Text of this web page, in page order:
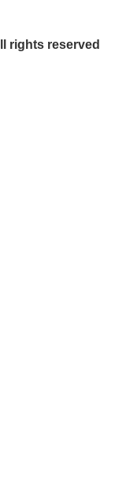
rights reserved